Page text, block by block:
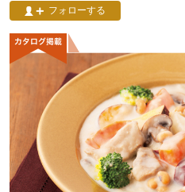
フォローする